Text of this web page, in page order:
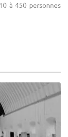
à 450 personnes